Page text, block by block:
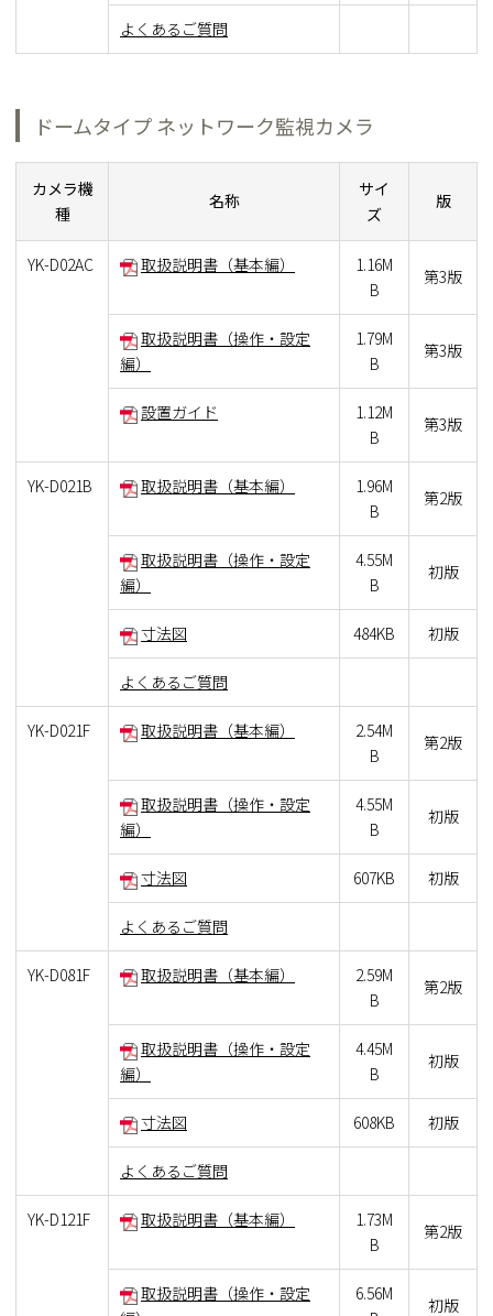
よくあるご質問
ドームタイプ ネットワーク監視カメラ
カメラ機
種
名称
サイ
ズ
版
YK-D02AC 取扱説明書（基本編）
1.16M
B
第3版
取扱説明書（操作・設定
編）
1.79M
B
第3版
設置ガイド
1.12M
B
第3版
YK-D021B 取扱説明書（基本編）
1.96M
B
第2版
取扱説明書（操作・設定
編）
4.55M
B
初版
寸法図 484KB 初版
よくあるご質問
YK-D021F 取扱説明書（基本編）
2.54M
B
第2版
取扱説明書（操作・設定
編）
4.55M
B
初版
寸法図 607KB 初版
よくあるご質問
YK-D081F 取扱説明書（基本編）
2.59M
B
第2版
取扱説明書（操作・設定
編）
4.45M
B
初版
寸法図 608KB 初版
よくあるご質問
YK-D121F 取扱説明書（基本編）
1.73M
B
第2版
取扱説明書（操作・設定
6.56M
初版